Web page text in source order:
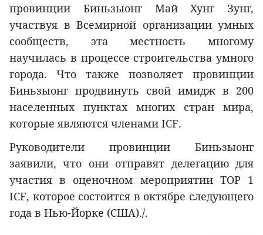
провинции Биньзыонг Май Хунг Зунг,
участвуя в Всемирной организации умных
сообществ, эта местность многому
научилась в процессе строительства умного
города. Что также позволяет провинции
Биньзыонг продвинуть свой имидж в 200
населенных пунктах многих стран мира,
которые являются членами ICF.
Руководители провинции Биньзыонг
заявили, что они отправят делегацию для
участия в оценочном мероприятии TOP 1
ICF, которое состоится в октябре следующего
года в Нью-Йорке (США)./.